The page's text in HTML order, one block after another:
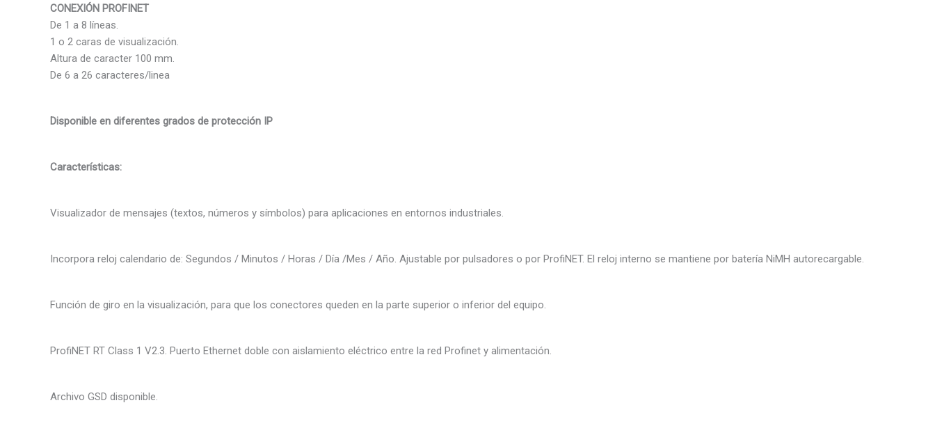
CONEXIÓN PROFINET
De 1 a 8 líneas.
1 o 2 caras de visualización.
Altura de caracter 100 mm.
De 6 a 26 caracteres/linea
Disponible en diferentes grados de protección IP
Características:
Visualizador de mensajes (textos, números y símbolos) para aplicaciones en entornos industriales.
Incorpora reloj calendario de: Segundos / Minutos / Horas / Día /Mes / Año. Ajustable por pulsadores o por ProfiNET. El reloj interno se mantiene por batería NiMH autorecargable.
Función de giro en la visualización, para que los conectores queden en la parte superior o inferior del equipo.
ProfiNET RT Class 1 V2.3. Puerto Ethernet doble con aislamiento eléctrico entre la red Profinet y alimentación.
Archivo GSD disponible.